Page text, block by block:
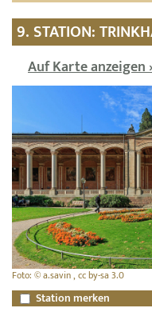
9. STATION:
Auf Karte anzeigen
Foto: © a.savin , cc by-sa 3.0
Station merken